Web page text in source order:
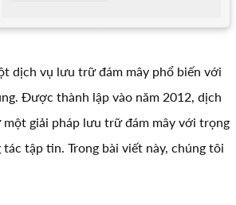
dịch vụ lưu trữ đám mây phổ biến với
Được thành lập vào năm 2012, dịch
giải pháp lưu trữ đám mây với trọng
tác tập tin. Trong bài viết này, chúng tôi